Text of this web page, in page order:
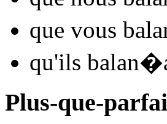
que vous
qu'ils balan�
Plus-que-